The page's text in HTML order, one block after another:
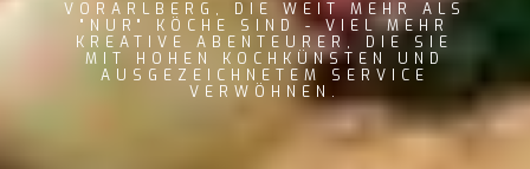
VORARLBERG, DIE WEIT MEHR ALS
"NUR" KÖCHE SIND - VIEL MEHR
KREATIVE ABENTEURER, DIE SIE
MIT HOHEN KOCHKÜNSTEN UND
AUSGEZEICHNETEM SERVICE
VERWÖHNEN.